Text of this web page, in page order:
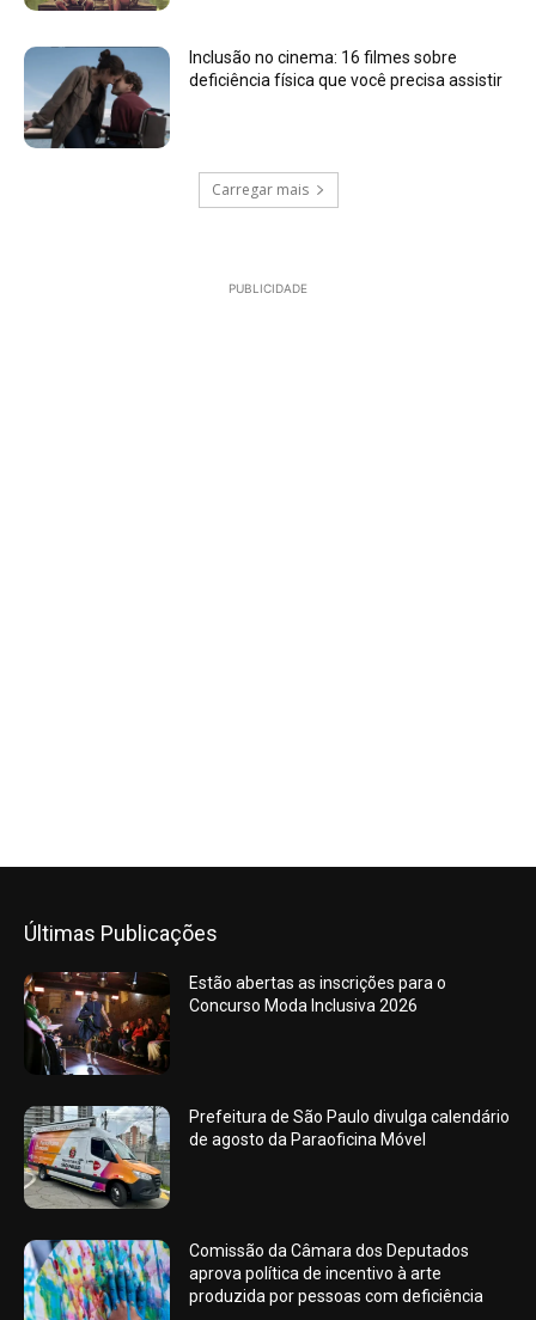
Inclusão no cinema: 16 filmes sobre
deficiência física que você precisa assistir
Carregar mais
PUBLICIDADE
Últimas Publicações
Estão abertas as inscrições para o
Concurso Moda Inclusiva 2026
Prefeitura de São Paulo divulga calendário
de agosto da Paraoficina Móvel
Comissão da Câmara dos Deputados
aprova política de incentivo à arte
produzida por pessoas com deficiência